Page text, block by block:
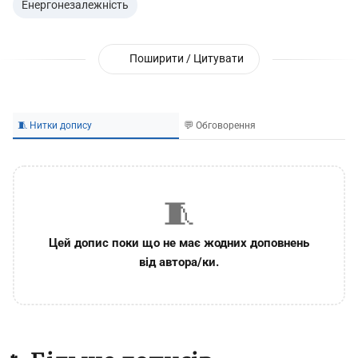
Енергонезалежність
Поширити / Цитувати
🧵 Нитки допису 💬 Обговорення
🧵
Цей допис поки що не має жодних доповнень
від автора/ки.